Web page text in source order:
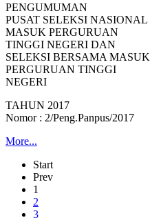
PENGUMUMAN
PUSAT SELEKSI NASIONAL
MASUK PERGURUAN
TINGGI NEGERI DAN
SELEKSI BERSAMA MASUK
PERGURUAN TINGGI
NEGERI
TAHUN 2017
Nomor : 2/Peng.Panpus/2017
More...
Start
Prev
1
2
3